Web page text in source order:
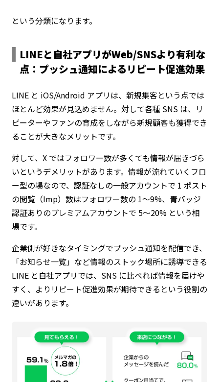
という分類になります。
LINEと自社アプリがWeb/SNSより有利な
点：プッシュ通知によるリピート促進効果
LINE と iOS/Android アプリは、新規集客という点では
ほとんど効果が見込めません。対して各種 SNS は、リ
ピーターやファンの育成をしながら新規顧客も獲得でき
ることが大きなメリットです。
対して、X ではフォロワー数が多くても情報が届きづら
いというデメリットがあります。情報が流れていくフロ
ー型の場なので、認証なしの一般アカウントで 1 ポスト
の閲覧（Imp）数はフォロワー数の 1～9%、青バッジ
認証ありのプレミアムアカウントで 5～20% という相
場です。
企業側が好きなタイミングでプッシュ通知を配信でき、
「お知らせ一覧」など情報のストック場所に誘導できる
LINE と自社アプリでは、SNS に比べれば情報を届けや
すく、よりリピート促進効果が期待できるという役割の
違いがあります。